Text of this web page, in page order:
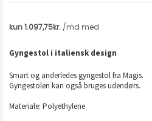
Gyngestol i italiensk design
Smart og anderledes gyngestol fra Magis.
Gyngestolen kan også bruges udendørs.
Materiale: Polyethylene